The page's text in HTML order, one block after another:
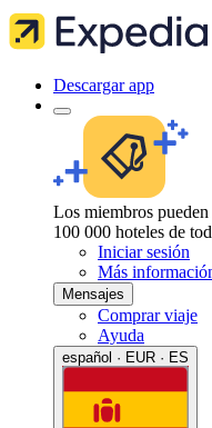
Descargar app
Los miembros
100 000 hoteles de
Iniciar sesión
Más
Mensajes
Comprar viaje
Ayuda
español · EUR · ES